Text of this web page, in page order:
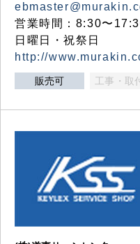
営業時間：8:30〜
日曜日・祝祭日
http://
販売可 工事・取